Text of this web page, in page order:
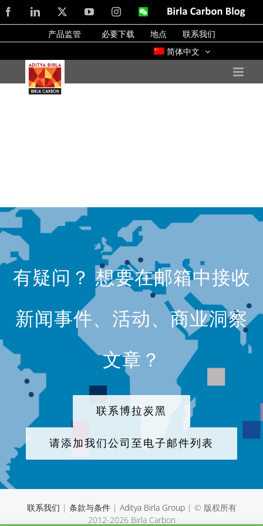
Skip
to
content
FacebookLinkedIn YouTubeInstagramWeChatBirla
Blog
产品监管 必要下载 地点
联系我们
简体中文
有疑问？ 想要在邮箱中接收
新闻事件、活动、商业洞察
文章？
联系博拉炭黑
请添加我们公司至电子邮件列表
联系我们 | 条款与条件| Aditya Birla Group| © 版权所有
2012-2026 Birla Carbon